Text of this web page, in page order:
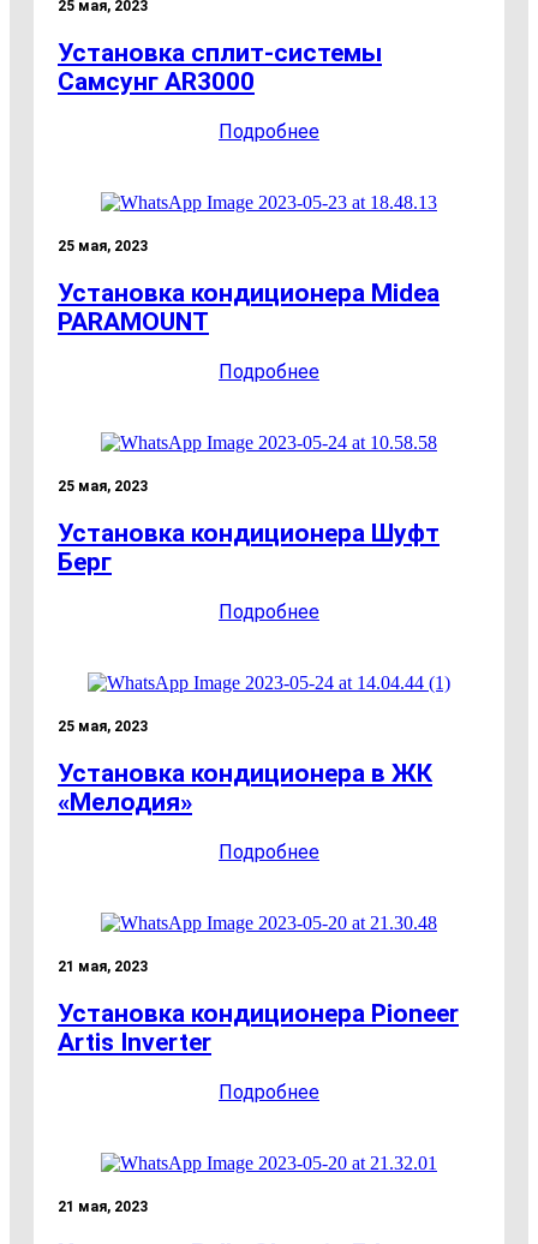
25 мая, 2023
Установка сплит-системы
Самсунг AR3000
Подробнее
25 мая, 2023
Установка кондиционера Midea
PARAMOUNT
Подробнее
25 мая, 2023
Установка кондиционера Шуфт
Берг
Подробнее
25 мая, 2023
Установка кондиционера в ЖК
«Мелодия»
Подробнее
21 мая, 2023
Установка кондиционера Pioneer
Artis Inverter
Подробнее
21 мая, 2023